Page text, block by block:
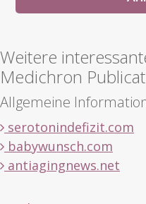
Weitere
Medichron
Allgemeine
serotonindefizit.com
babywunsch.com
antiagingnews.net